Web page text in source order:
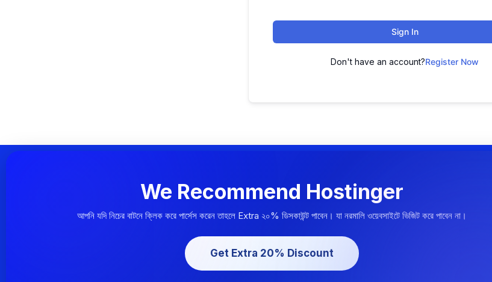
Sign In
Don't have an account?Register Now
We Recommend Hostinger
আপনি যদি নিচের বাটনে ক্লিক করে পার্সেস করেন তাহলে Extra ২০% ডিসকাউন্ট পাবেন। যা নরমালি ওয়েবসাইটে ভিজিট করে পাবেন না।
Get Extra 20% Discount